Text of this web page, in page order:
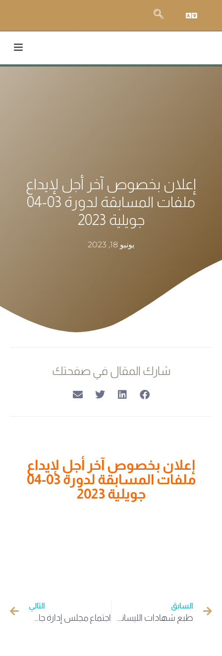
إعلان بخصوص آخر أجل لإيداع
ملفات المسابقة لدورة 03-04
جويلية 2023
يونيو 18, 2023
شارك المقال في صفحتك
إعلان بخصوص آخر أجل لإيداع
ملفات المسابقة لدورة 03-04
جويلية 2023
السابق التالي
اجتماع مجلس إدارة جامعة الشهيد حمه لخضر الوادي